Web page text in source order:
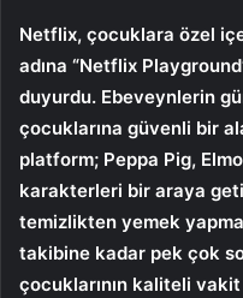
Netflix, çocuklara özel
adına “Netflix
duyurdu. Ebeveynlerin
çocuklarına güvenli bir
platform; Peppa Pig,
karakterleri bir araya
temizlikten yemek
takibine kadar pek çok
çocuklarının kaliteli vakit